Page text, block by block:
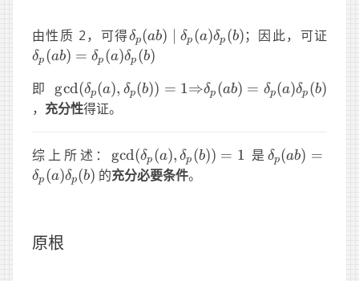
由性质 2，可得δp(ab) δp (a)δp (b)；因此，可证
δp (ab) = δp (a)δp (b)
即 \gcd(\delta_p(a),\delta_p(b))=1
gcd(δp(a), δp(b)) = 1\Rightarrow
⇒δp (ab) = δp(a)δp (b)
， 充分性得证。
综上所述： \gcd(\delta_p(a),\delta_p(b))=1
gcd(δp (a), δp (b)) = 1 是 δp(ab) =
δp (a)δp(b) 的充分必要条件。
原根